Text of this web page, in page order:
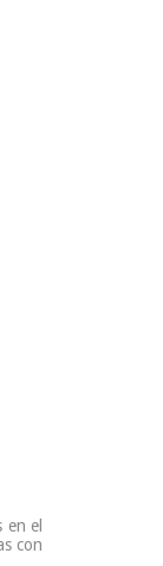
en el
con